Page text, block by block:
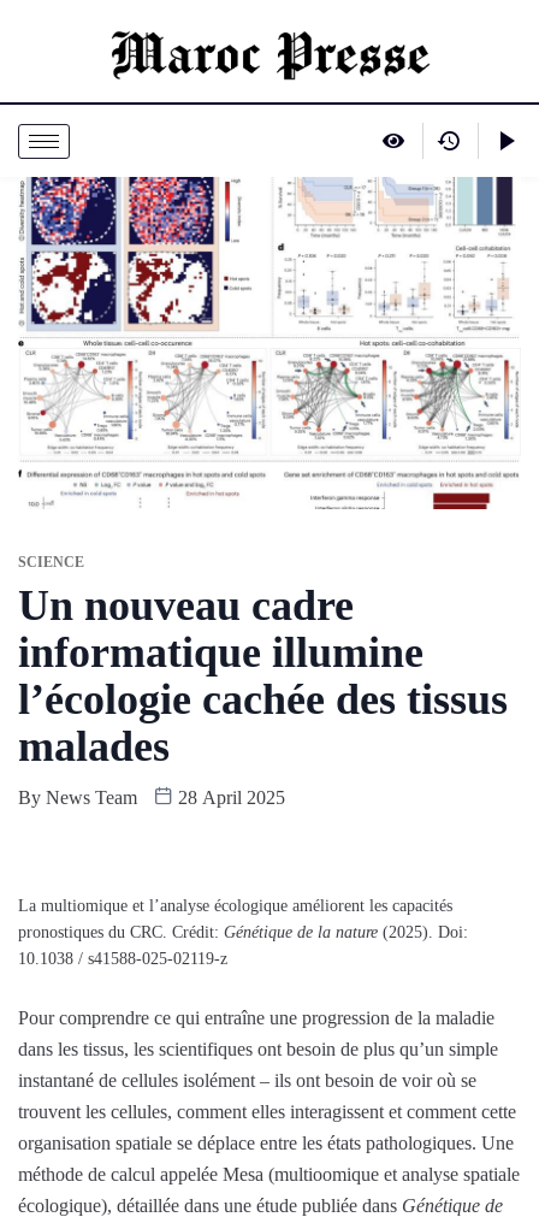
SCIENCE
Un nouveau cadre
informatique illumine
l’écologie cachée des tissus
malades
By News Team 28 April 2025
La multiomique et l’analyse écologique améliorent les capacités
pronostiques du CRC. Crédit: Génétique de la nature (2025). Doi:
10.1038 / s41588-025-02119-z
Pour comprendre ce qui entraîne une progression de la maladie
dans les tissus, les scientifiques ont besoin de plus qu’un simple
instantané de cellules isolément – ils ont besoin de voir où se
trouvent les cellules, comment elles interagissent et comment cette
organisation spatiale se déplace entre les états pathologiques. Une
méthode de calcul appelée Mesa (multioomique et analyse spatiale
écologique), détaillée dans une étude publiée dans Génétique de